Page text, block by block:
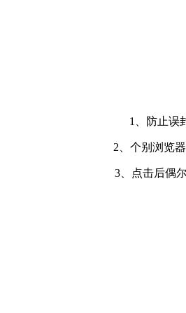
1、防止误
2、个别浏览
3、点击后偶